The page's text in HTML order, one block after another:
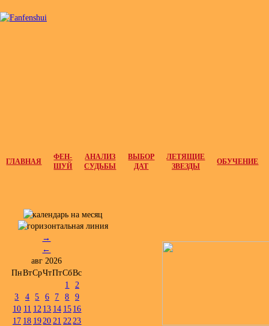
ГЛАВНАЯ
ФЕН-
ШУЙ
АНАЛИЗ
СУДЬБЫ
ВЫБОР
ДАТ
ЛЕТЯЩИЕ
ЗВЕЗДЫ
ОБУЧЕНИЕ
→
←
авг 2026
ПнВтСрЧтПтСбВс
1
2
3
4 5 6 7 8
9
10 11 12 13 14 15 16
17 18 1920 21 2223